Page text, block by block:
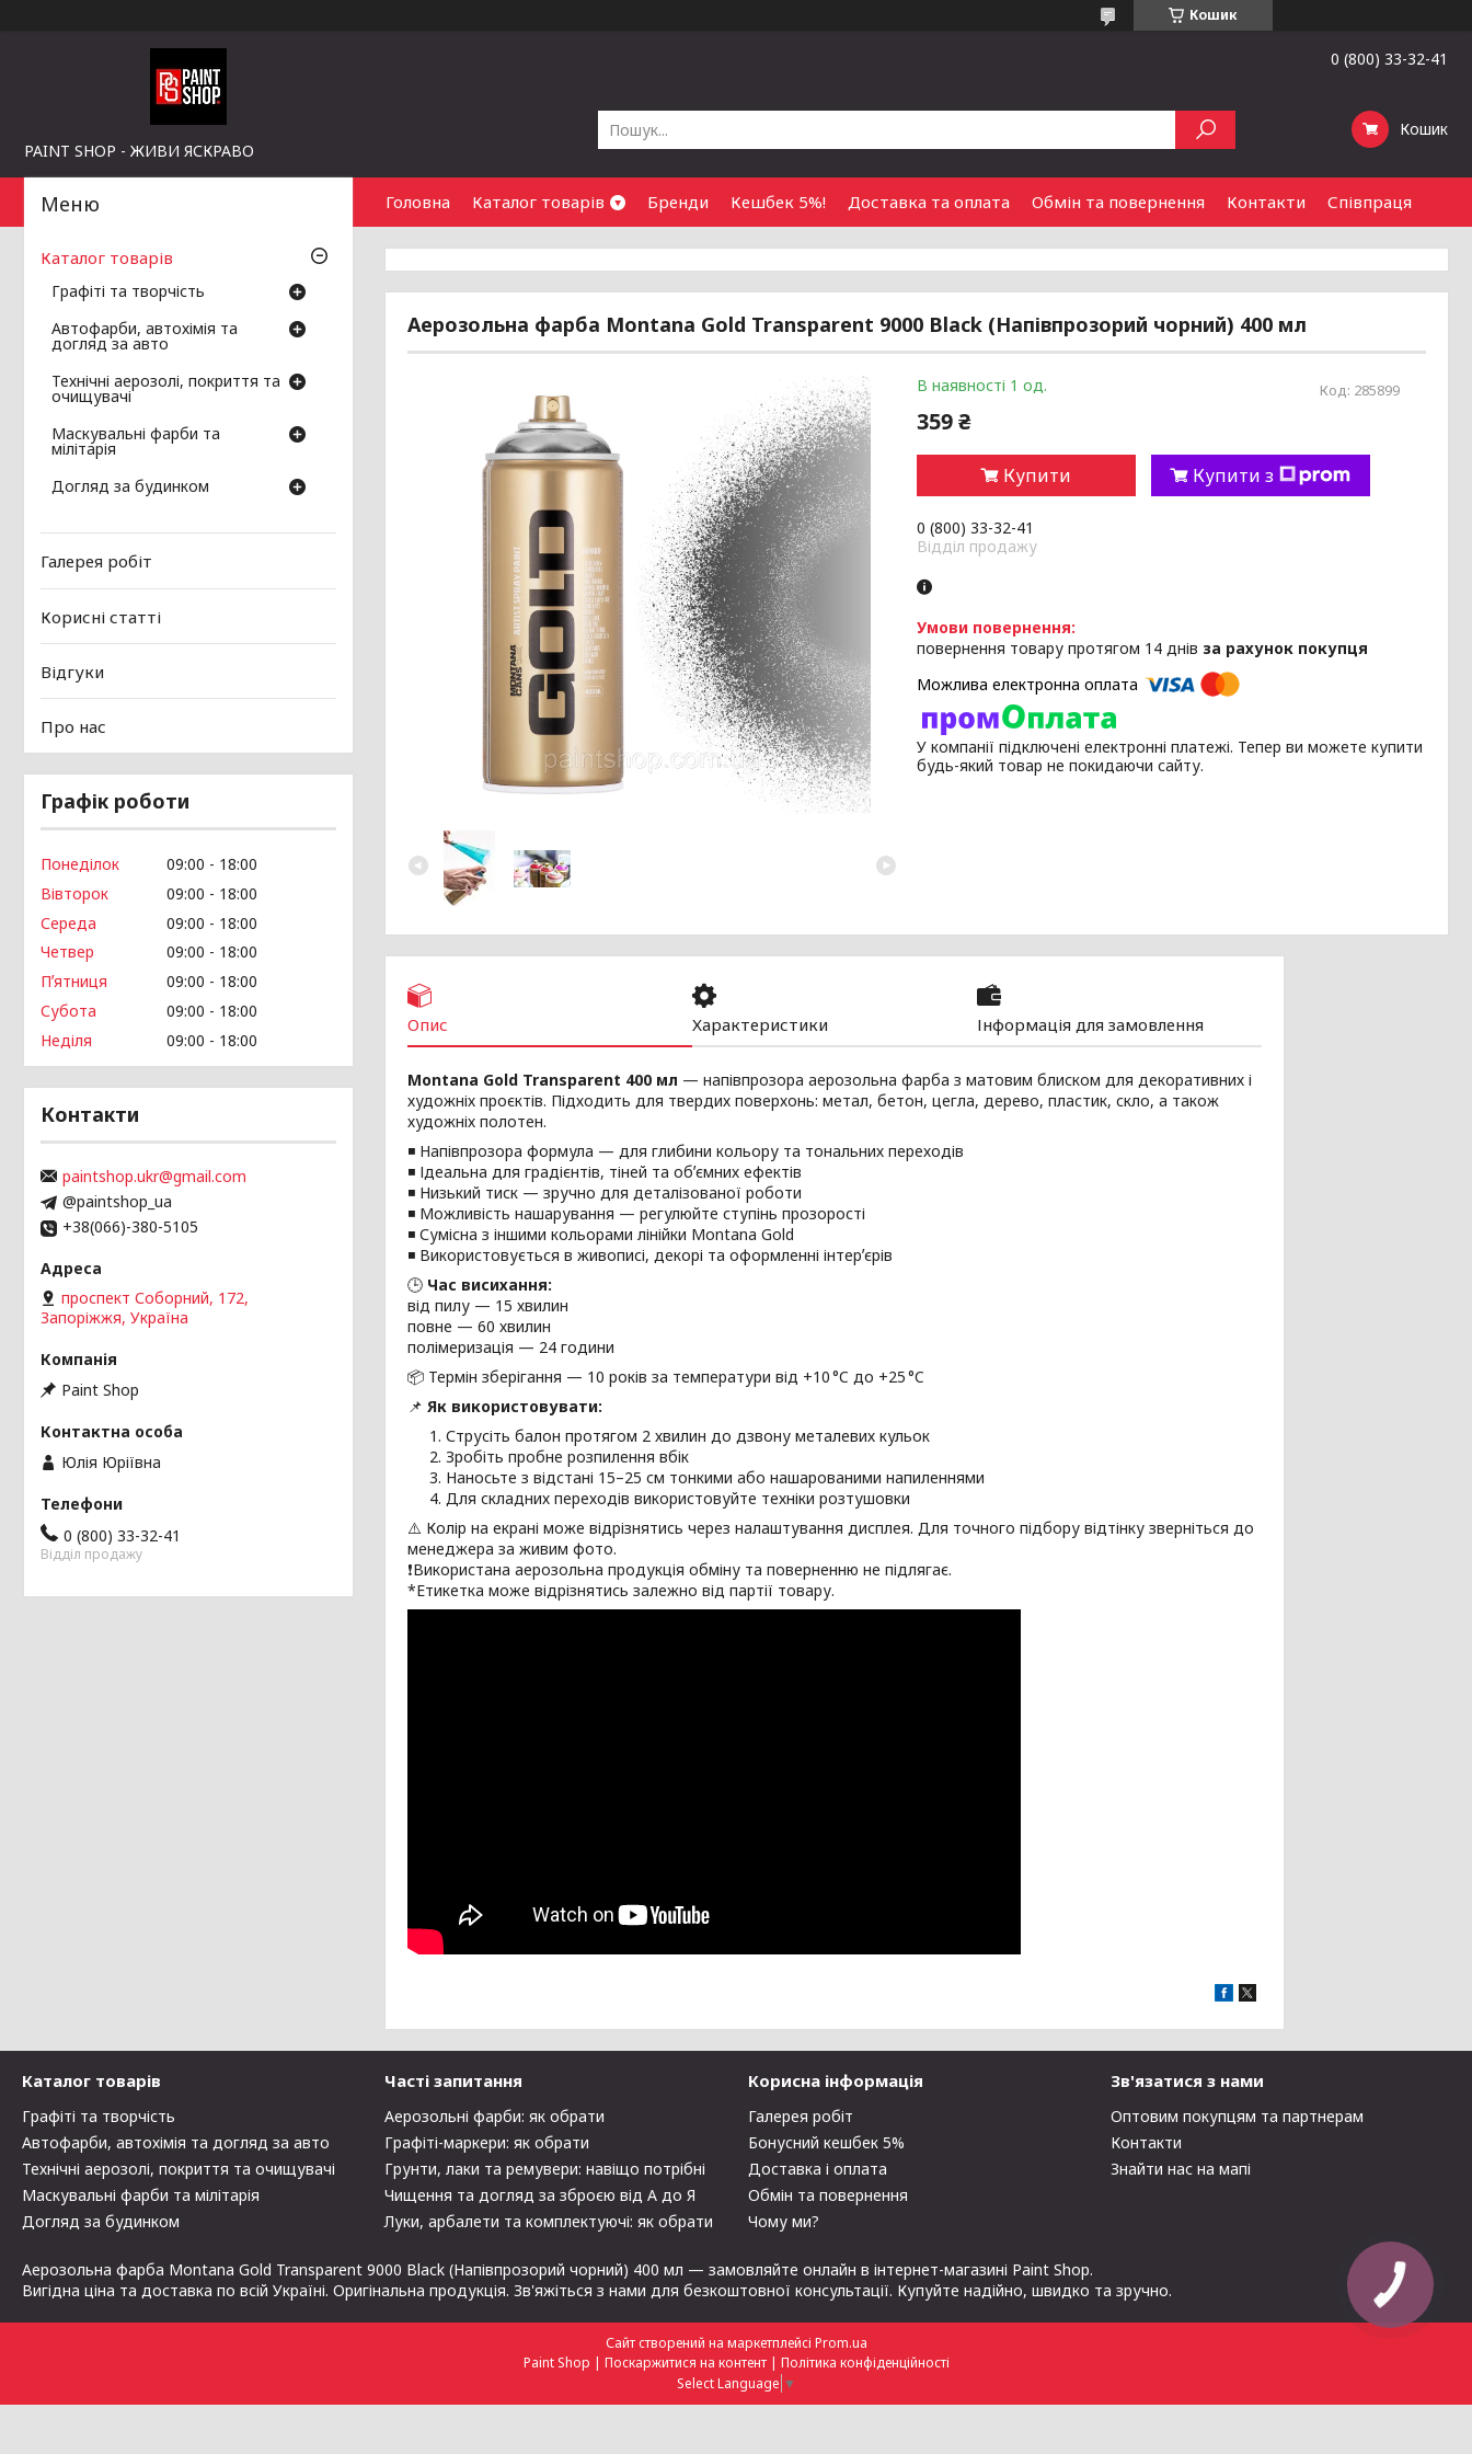
Кошик
PAINT SHOP - ЖИВИ ЯСКРАВО
0 (800) 33-32-41
Кошик
Головна Каталог товарів Бренди Кешбек 5%! Доставка та оплата Обмін та повернення Контакти Співпраця
Аерозольна фарба Montana Gold Transparent 9000 Black (Напівпрозорий чорний) 400 мл
В наявності 1 од. Код: 285899
359 ₴
Купити Купити з
0 (800) 33-32-41
Відділ продажу
повернення товару протягом 14 днів за рахунок покупця
У компанії підключені електронні платежі. Тепер ви можете купити
будь-який товар не покидаючи сайту.
Опис Характеристики Інформація для замовлення
Montana Gold Transparent 400 мл — напівпрозора аерозольна фарба з матовим блиском для декоративних і
художніх проєктів. Підходить для твердих поверхонь: метал, бетон, цегла, дерево, пластик, скло, а також
художніх полотен.
◾ Напівпрозора формула — для глибини кольору та тональних переходів
◾ Ідеальна для градієнтів, тіней та обʼємних ефектів
◾ Низький тиск — зручно для деталізованої роботи
◾ Можливість нашарування — регулюйте ступінь прозорості
◾ Сумісна з іншими кольорами лінійки Montana Gold
◾ Використовується в живописі, декорі та оформленні інтерʼєрів
🕒 Час висихання:
від пилу — 15 хвилин
повне — 60 хвилин
полімеризація — 24 години
📦 Термін зберігання — 10 років за температури від +10 °C до +25 °C
📌 Як використовувати:
Струсіть балон протягом 2 хвилин до дзвону металевих кульок
Зробіть пробне розпилення вбік
Наносьте з відстані 15–25 см тонкими або нашарованими напиленнями
Для складних переходів використовуйте техніки розтушовки
⚠️ Колір на екрані може відрізнятись через налаштування дисплея. Для точного підбору відтінку зверніться до
менеджера за живим фото.
❗Використана аерозольна продукція обміну та поверненню не підлягає.
*Етикетка може відрізнятись залежно від партії товару.
Каталог товарів
Графіті та творчість
Автофарби, автохімія та
догляд за авто
Технічні аерозолі, покриття та
очищувачі
Маскувальні фарби та
мілітарія
Догляд за будинком
Галерея робіт
Корисні статті
Відгуки
Про нас
Графік роботи
Понеділок 09:00
18:00
Вівторок
09:00
18:00
Середа
09:00
18:00
Четвер
09:00
18:00
Пʼятниця
09:00
18:00
Субота
09:00
18:00
Неділя
09:00 18:00
Контакти
paintshop.ukr@gmail.com
@paintshop_ua
+38(066)-380-5105
проспект Соборний, 172,
Запоріжжя, Україна
Paint Shop
Юлія Юріївна
0 (800) 33-32-41
Відділ продажу
Каталог товарів
Графіті та творчість
Автофарби, автохімія та догляд за авто
Технічні аерозолі, покриття та очищувачі
Маскувальні фарби та мілітарія
Догляд за будинком
Часті запитання
Аерозольні фарби: як обрати
Графіті-маркери: як обрати
Грунти, лаки та ремувери: навіщо потрібні
Чищення та догляд за зброєю від А до Я
Луки, арбалети та комплектуючі: як обрати
Корисна інформація
Галерея робіт
Бонусний кешбек 5%
Доставка і оплата
Обмін та повернення
Чому ми?
Зв'язатися з нами
Оптовим покупцям та партнерам
Контакти
Знайти нас на мапі
Аерозольна фарба Montana Gold Transparent 9000 Black (Напівпрозорий чорний) 400 мл — замовляйте онлайн в інтернет-магазині Paint Shop.
Вигідна ціна та доставка по всій Україні. Оригінальна продукція. Зв'яжіться з нами для безкоштовної консультації. Купуйте надійно, швидко та зручно.
Сайт створений на маркетплейсі Prom.ua
Paint Shop | Поскаржитися на контент | Політика конфіденційності
Select Language ▼